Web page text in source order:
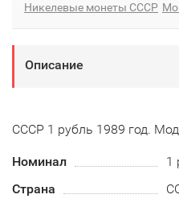
Никелевые монеты СССР
Описание
СССР 1 рубль 1989 год.
Номинал
1
Страна